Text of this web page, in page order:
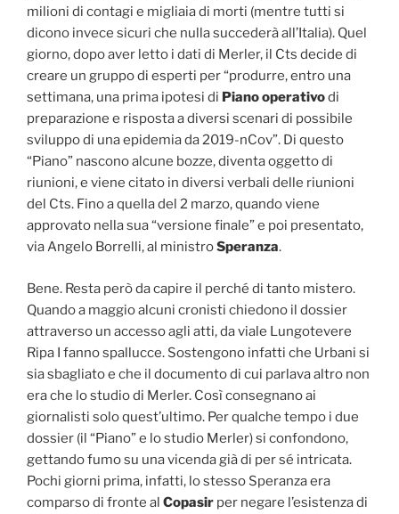
milioni di contagi e migliaia di morti (mentre tutti si
dicono invece sicuri che nulla succederà all’Italia). Quel
giorno, dopo aver letto i dati di Merler, il Cts decide di
creare un gruppo di esperti per “produrre, entro una
settimana, una prima ipotesi di Piano operativodi
preparazione e risposta a diversi scenari di possibile
sviluppo di una epidemia da 2019-nCov”. Di questo
“Piano” nascono alcune bozze, diventa oggetto di
riunioni, e viene citato in diversi verbali delle riunioni
del Cts. Fino a quella del 2 marzo, quando viene
approvato nella sua “versione finale” e poi presentato,
via Angelo Borrelli, al ministroSperanza.
Bene. Resta però da capire il perché di tanto mistero.
Quando a maggio alcuni cronisti chiedono il dossier
attraverso un accesso agli atti, da viale Lungotevere
Ripa I fanno spallucce. Sostengono infatti che Urbani si
sia sbagliato e che il documento di cui parlava altro non
era che lo studio di Merler. Così consegnano ai
giornalisti solo quest’ultimo. Per qualche tempo i due
dossier (il “Piano” e lo studio Merler) si confondono,
gettando fumo su una vicenda già di per sé intricata.
Pochi giorni prima, infatti, lo stesso Speranza era
comparso di fronte al Copasir per negare l’esistenza di